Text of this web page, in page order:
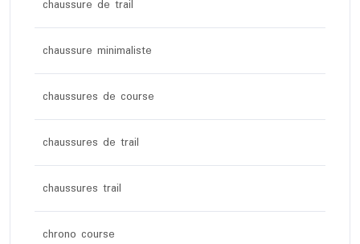
chaussure de trail
chaussure minimaliste
chaussures de course
chaussures de trail
chaussures trail
chrono course